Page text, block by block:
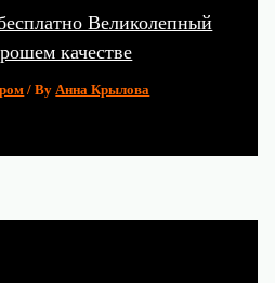
Великолепный
качестве
/ ByАнна Крылова